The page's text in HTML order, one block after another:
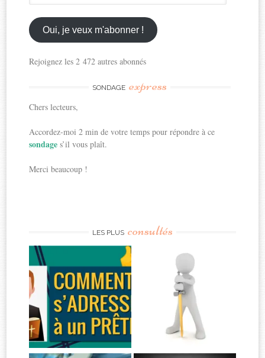
mon
email
ici
Oui, je veux m'abonner !
Rejoignez les 2 472 autres abonnés
SONDAGE express
Chers lecteurs,
Accordez-moi 2 min de votre temps pour répondre à ce
sondages’il vous plaît.
Merci beaucoup !
LES PLUS consultés